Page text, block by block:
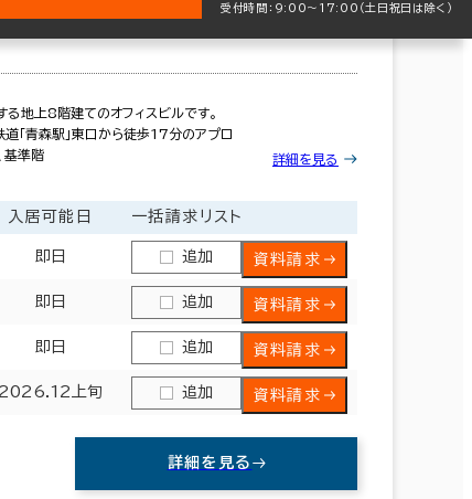
地上8階建てのオフィスビルです。
「青森駅」東口から徒歩17分のアプロ
基準階
詳細を見る
入居可能日 一括請求リスト
即日 追加 資料請求
即日 追加 資料請求
即日 追加 資料請求
2026.12上旬 追加 資料請求
詳細を見る
受付時間：9:00〜17:00（土日祝日は除く）